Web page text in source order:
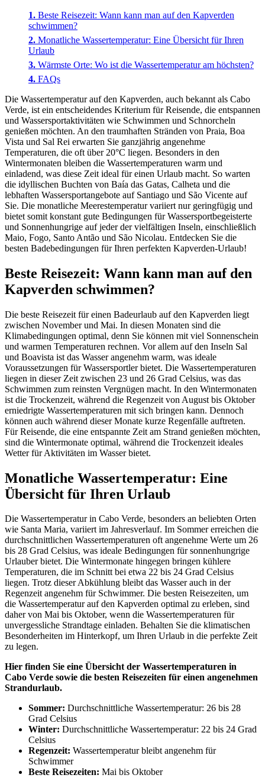
Beste Reisezeit: Wann kann man auf den Kapverden
schwimmen?
Monatliche Wassertemperatur: Eine Übersicht für Ihren
Urlaub
Wärmste Orte: Wo ist die Wassertemperatur am höchsten?
FAQs
Die Wassertemperatur auf den Kapverden, auch bekannt als Cabo
Verde, ist ein entscheidendes Kriterium für Reisende, die entspannen
und Wassersportaktivitäten wie Schwimmen und Schnorcheln
genießen möchten. An den traumhaften Stränden von Praia, Boa
Vista und Sal Rei erwarten Sie ganzjährig angenehme
Temperaturen, die oft über 20°C liegen. Besonders in den
Wintermonaten bleiben die Wassertemperaturen warm und
einladend, was diese Zeit ideal für einen Urlaub macht. So warten
die idyllischen Buchten von Baía das Gatas, Calheta und die
lebhaften Wassersportangebote auf Santiago und São Vicente auf
Sie. Die monatliche Meerestemperatur variiert nur geringfügig und
bietet somit konstant gute Bedingungen für Wassersportbegeisterte
und Sonnenhungrige auf jeder der vielfältigen Inseln, einschließlich
Maio, Fogo, Santo Antão und São Nicolau. Entdecken Sie die
besten Badebedingungen für Ihren perfekten Kapverden-Urlaub!
Beste Reisezeit: Wann kann man auf den
Kapverden schwimmen?
Die beste Reisezeit für einen Badeurlaub auf den Kapverden liegt
zwischen November und Mai. In diesen Monaten sind die
Klimabedingungen optimal, denn Sie können mit viel Sonnenschein
und warmen Temperaturen rechnen. Vor allem auf den Inseln Sal
und Boavista ist das Wasser angenehm warm, was ideale
Voraussetzungen für Wassersportler bietet. Die Wassertemperaturen
liegen in dieser Zeit zwischen 23 und 26 Grad Celsius, was das
Schwimmen zum reinsten Vergnügen macht. In den Wintermonaten
ist die Trockenzeit, während die Regenzeit von August bis Oktober
erniedrigte Wassertemperaturen mit sich bringen kann. Dennoch
können auch während dieser Monate kurze Regenfälle auftreten.
Für Reisende, die eine entspannte Zeit am Strand genießen möchten,
sind die Wintermonate optimal, während die Trockenzeit ideales
Wetter für Aktivitäten im Wasser bietet.
Monatliche Wassertemperatur: Eine
Übersicht für Ihren Urlaub
Die Wassertemperatur in Cabo Verde, besonders an beliebten Orten
wie Santa Maria, variiert im Jahresverlauf. Im Sommer erreichen die
durchschnittlichen Wassertemperaturen oft angenehme Werte um 26
bis 28 Grad Celsius, was ideale Bedingungen für sonnenhungrige
Urlauber bietet. Die Wintermonate hingegen bringen kühlere
Temperaturen, die im Schnitt bei etwa 22 bis 24 Grad Celsius
liegen. Trotz dieser Abkühlung bleibt das Wasser auch in der
Regenzeit angenehm für Schwimmer. Die besten Reisezeiten, um
die Wassertemperatur auf den Kapverden optimal zu erleben, sind
daher von Mai bis Oktober, wenn die Wassertemperaturen für
unvergessliche Strandtage einladen. Behalten Sie die klimatischen
Besonderheiten im Hinterkopf, um Ihren Urlaub in die perfekte Zeit
zu legen.
Hier finden Sie eine Übersicht der Wassertemperaturen in
Cabo Verde sowie die besten Reisezeiten für einen angenehmen
Strandurlaub.
Sommer: Durchschnittliche Wassertemperatur: 26 bis 28
Grad Celsius
Winter: Durchschnittliche Wassertemperatur: 22 bis 24 Grad
Celsius
Regenzeit: Wassertemperatur bleibt angenehm für
Schwimmer
Beste Reisezeiten: Mai bis Oktober